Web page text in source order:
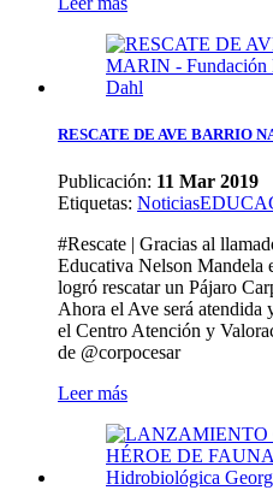
RESCATE DE AVE BARRIO
Publicación: 11 Mar 2019
Etiquetas: Noticias
#Rescate | Gracias al
Educativa Nelson Mandela
logró rescatar un Pájaro
Ahora el Ave será atendida
el Centro Atención y
de @corpocesar
Leer más